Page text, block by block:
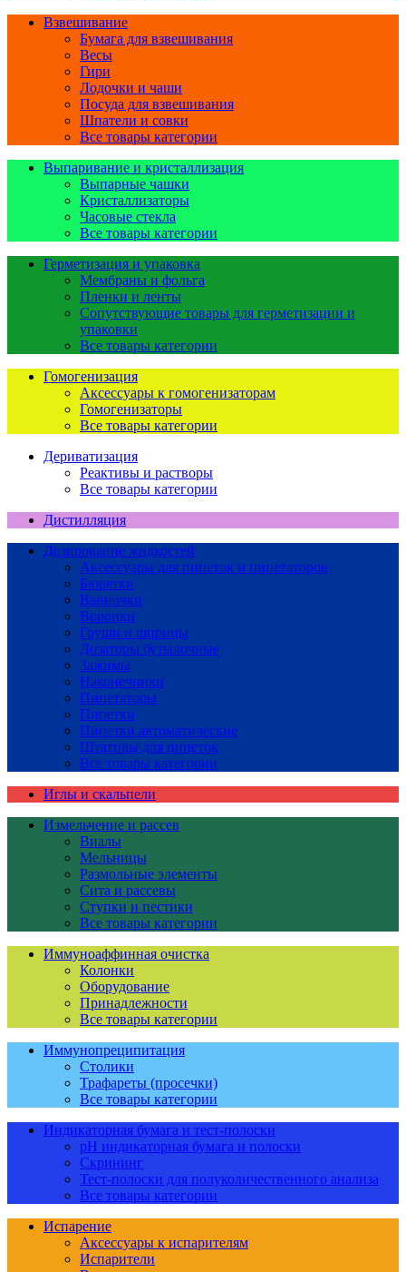
Взвешивание
Бумага для взвешивания
Весы
Гири
Лодочки и чаши
Посуда для взвешивания
Шпатели и совки
Все товары категории
Выпаривание и кристаллизация
Выпарные чашки
Кристаллизаторы
Часовые стекла
Все товары категории
Герметизация и упаковка
Мембраны и фольга
Пленки и ленты
Сопутствующие товары для герметизации и
упаковки
Все товары категории
Гомогенизация
Аксессуары к гомогенизаторам
Гомогенизаторы
Все товары категории
Дериватизация
Реактивы и растворы
Все товары категории
Дистилляция
Дозирование жидкостей
Аксессуары для пипеток и пипетаторов
Бюретки
Ванночки
Воронки
Груши и шприцы
Дозаторы бутылочные
Зажимы
Наконечники
Пипетаторы
Пипетки
Пипетки автоматические
Штативы для пипеток
Все товары категории
Иглы и скальпели
Измельчение и рассев
Виалы
Мельницы
Размольные элементы
Сита и рассевы
Ступки и пестики
Все товары категории
Иммуноаффинная очистка
Колонки
Оборудование
Принадлежности
Все товары категории
Иммунопреципитация
Столики
Трафареты (просечки)
Все товары категории
Индикаторная бумага и тест-полоски
pH индикаторная бумага и полоски
Скрининг
Тест-полоски для полуколичественного анализа
Все товары категории
Испарение
Аксессуары к испарителям
Испарители